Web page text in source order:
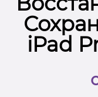
iPad